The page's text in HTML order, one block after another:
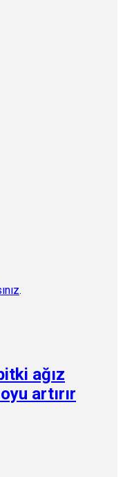
.
ağız
artırır